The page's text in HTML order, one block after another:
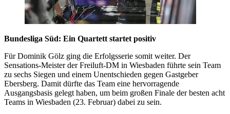
Bundesliga Süd: Ein Quartett startet positiv
Für Dominik Gölz ging die Erfolgsserie somit weiter. Der
Sensations-Meister der Freiluft-DM in Wiesbaden führte sein Team
zu sechs Siegen und einem Unentschieden gegen Gastgeber
Ebersberg. Damit dürfte das Team eine hervorragende
Ausgangsbasis gelegt haben, um beim großen Finale der besten acht
Teams in Wiesbaden (23. Februar) dabei zu sein.